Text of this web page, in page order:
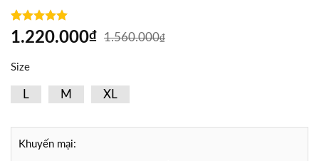
Rated5.00
out of 5
1
customer
1.560.000₫
1.220.000₫
Size
L M XL
Khuyến mại: